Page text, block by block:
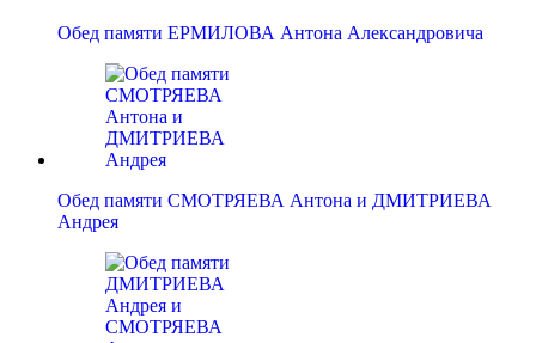
Обед памяти ЕРМИЛОВА Антона Александровича
Обед памяти СМОТРЯЕВА Антона и ДМИТРИЕВА
Андрея